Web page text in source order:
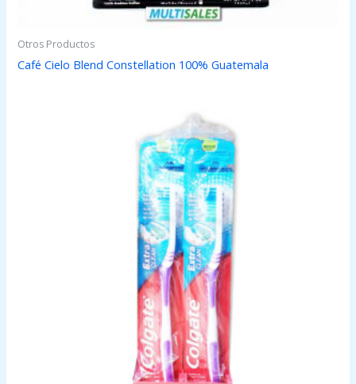
Otros Productos
Café Cielo Blend Constellation 100% Guatemala